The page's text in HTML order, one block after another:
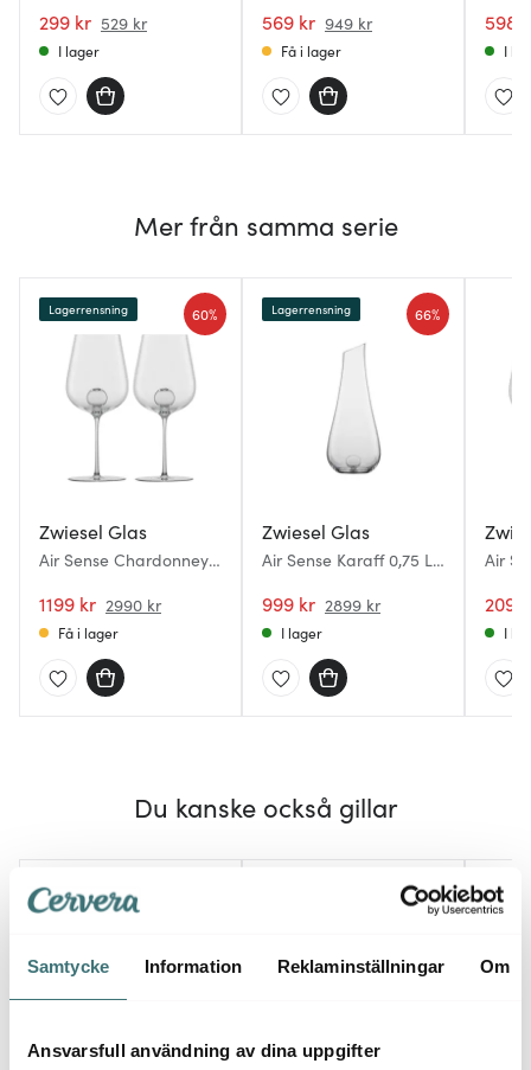
Samtycke Information Reklaminställningar Om
Ansvarsfull användning av dina uppgifter
cl Klar
299 kr 529 kr
I lager
569 kr 949 kr
Få i lager
598
I
Mer från samma serie
Zwiesel Glas
Air Sense Chardonney
Klar
1199 kr 2990 kr
60%
Lagerrensning
Få i lager
Zwiesel Glas
Air Sense Karaff 0,75 L
999 kr 2899 kr
66%
Lagerrensning
I lager
Air
pack
I
Du kanske också gillar
40%